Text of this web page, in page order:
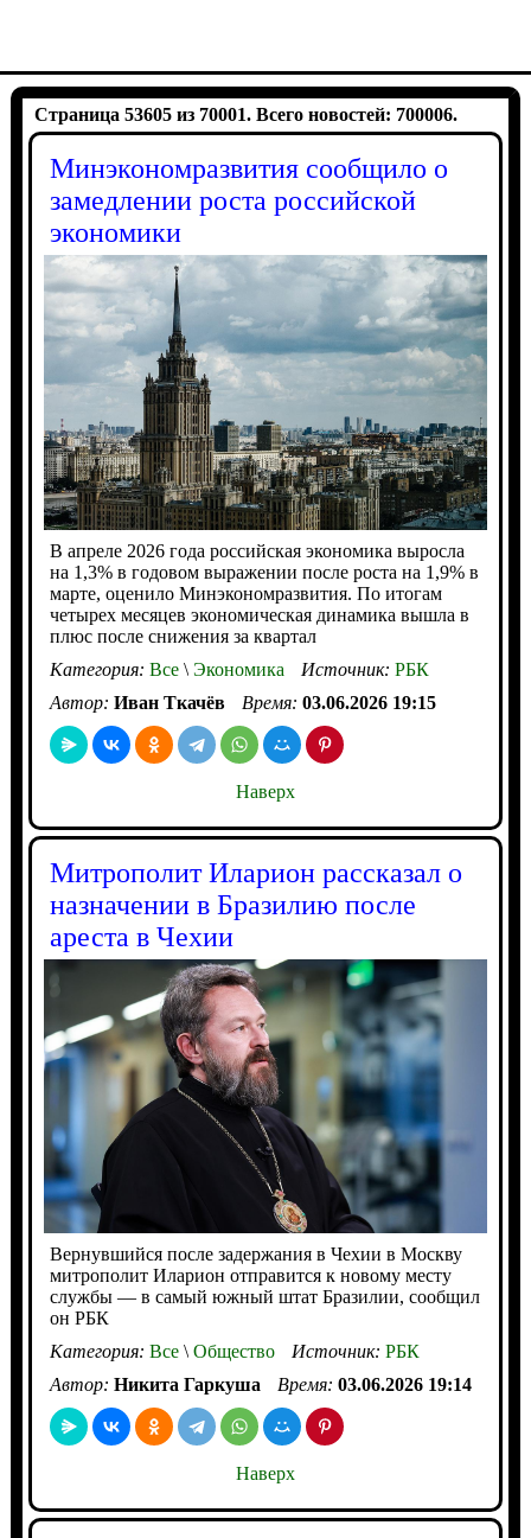
Страница 53605 из 70001. Всего новостей: 700006.
Минэкономразвития сообщило о
замедлении роста российской
экономики
В апреле 2026 года российская экономика выросла
на 1,3% в годовом выражении после роста на 1,9% в
марте, оценило Минэкономразвития. По итогам
четырех месяцев экономическая динамика вышла в
плюс после снижения за квартал
Категория: Все\Экономика Источник: РБК
Автор: Иван Ткачёв Время: 03.06.2026 19:15
Наверх
Митрополит Иларион рассказал о
назначении в Бразилию после
ареста в Чехии
Вернувшийся после задержания в Чехии в Москву
митрополит Иларион отправится к новому месту
службы — в самый южный штат Бразилии, сообщил
он РБК
Категория: Все\Общество Источник: РБК
Автор: Никита Гаркуша Время: 03.06.2026 19:14
Наверх